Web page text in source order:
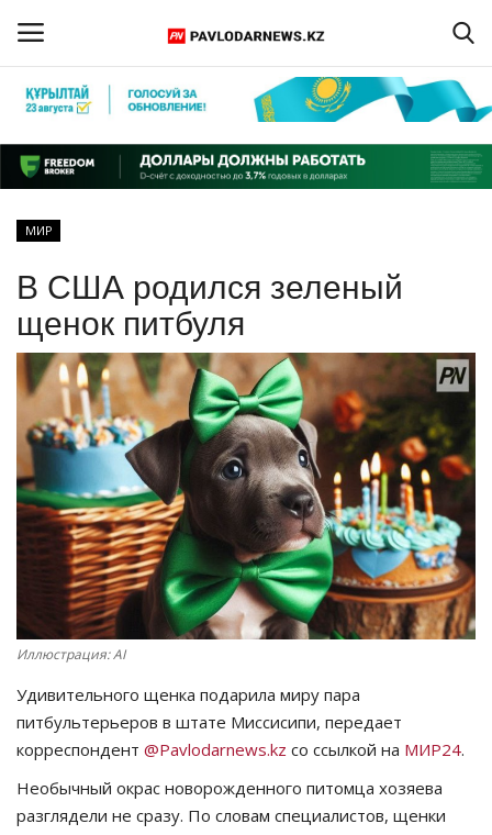
Регистрация
Главная
ПАВЛОДАРСКАЯ ОБЛАСТЬ
КАЗАХСТАН
МИР
СПЕЦПРОЕКТЫ
СПОРТ
Чек-лист
РАЗВЛЕЧЕНИЯ
OFFICIAL
Курултай
Язык
МИР
В США родился зеленый
щенок питбуля
Иллюстрация: AI
Удивительного щенка подарила миру пара
питбультерьеров в штате Миссисипи, передает
корреспондент @Pavlodarnews.kz со ссылкой на МИР24.
Необычный окрас новорожденного питомца хозяева
разглядели не сразу. По словам специалистов, щенки